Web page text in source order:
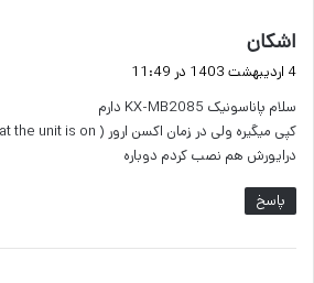
اشکان
:
4 اردیبهشت 1403 در 11:49
سلام پاناسونیک KX-MB2085 دارم
کپی میگیره ولی در زمان اکسن ارور ( chek that the unit is on) میده
درایورش هم نصب کردم دوباره
پاسخ